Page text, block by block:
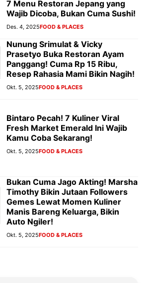
7 Menu Restoran Jepang yang
Wajib Dicoba, Bukan Cuma Sushi!
Des. 4, 2025FOOD & PLACES
Nunung Srimulat & Vicky
Prasetyo Buka Restoran Ayam
Panggang! Cuma Rp 15 Ribu,
Resep Rahasia Mami Bikin Nagih!
Okt. 5, 2025FOOD & PLACES
Bintaro Pecah! 7 Kuliner Viral
Fresh Market Emerald Ini Wajib
Kamu Coba Sekarang!
Okt. 5, 2025FOOD & PLACES
Bukan Cuma Jago Akting! Marsha
Timothy Bikin Jutaan Followers
Gemes Lewat Momen Kuliner
Manis Bareng Keluarga, Bikin
Auto Ngiler!
Okt. 5, 2025FOOD & PLACES